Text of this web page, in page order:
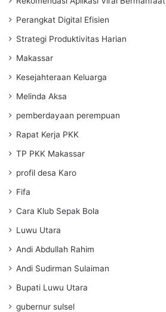
Perangkat Digital Efisien
Strategi Produktivitas Harian
Makassar
Kesejahteraan Keluarga
Melinda Aksa
pemberdayaan perempuan
Rapat Kerja PKK
TP PKK Makassar
profil desa Karo
Fifa
Cara Klub Sepak Bola
Luwu Utara
Andi Abdullah Rahim
Andi Sudirman Sulaiman
Bupati Luwu Utara
gubernur sulsel